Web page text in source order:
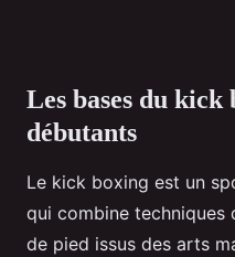
Les bases du
débutants
Le kick boxing est un
qui combine techniques
de pied issus des arts